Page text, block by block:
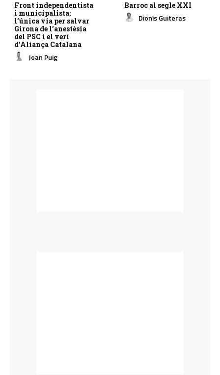
Front independentista
i municipalista:
l’única via per salvar
Girona de l’anestèsia
del PSC i el verí
d’Aliança Catalana
Joan Puig
Barroc al segle XXI
Dionís Guiteras